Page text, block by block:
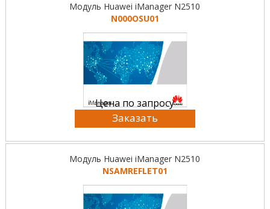
Модуль Huawei iManager N2510
N000OSU01
Цена по запросу
Заказать
Модуль Huawei iManager N2510
NSAMREFLET01